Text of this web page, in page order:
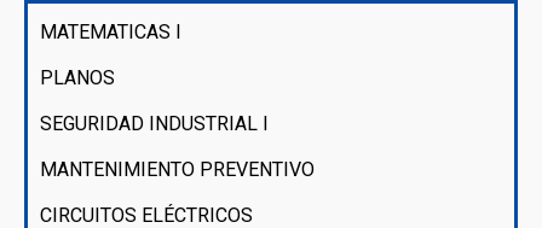
MATEMATICAS I
PLANOS
SEGURIDAD INDUSTRIAL I
MANTENIMIENTO PREVENTIVO
CIRCUITOS ELÉCTRICOS